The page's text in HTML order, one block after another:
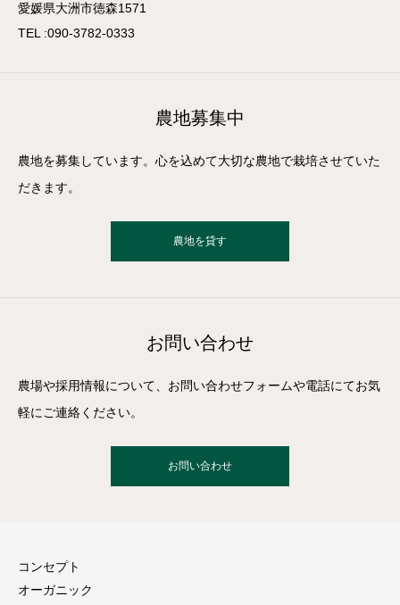
愛媛県大洲市徳森1571
TEL :090-3782-0333
農地募集中
農地を募集しています。心を込めて大切な農地で栽培させていた
だきます。
農地を貸す
お問い合わせ
農場や採用情報について、お問い合わせフォームや電話にてお気
軽にご連絡ください。
お問い合わせ
コンセプト
オーガニック